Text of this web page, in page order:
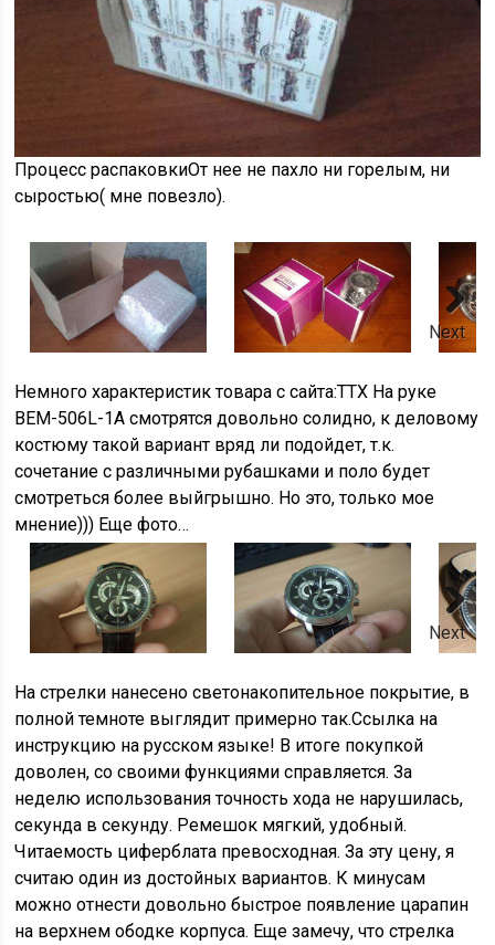
Процесс распаковкиОт нее не пахло ни горелым, ни
сыростью( мне повезло).
Next
Немного характеристик товара с сайта:ТТХ На руке
BEM-506L-1A смотрятся довольно солидно, к деловому
костюму такой вариант вряд ли подойдет, т.к.
сочетание с различными рубашками и поло будет
смотреться более выйгрышно. Но это, только мое
мнение))) Еще фото…
Next
На стрелки нанесено светонакопительное покрытие, в
полной темноте выглядит примерно так.Ссылка на
инструкцию на русском языке! В итоге покупкой
доволен, со своими функциями справляется. За
неделю использования точность хода не нарушилась,
секунда в секунду. Ремешок мягкий, удобный.
Читаемость циферблата превосходная. За эту цену, я
считаю один из достойных вариантов. К минусам
можно отнести довольно быстрое появление царапин
на верхнем ободке корпуса. Еще замечу, что стрелка